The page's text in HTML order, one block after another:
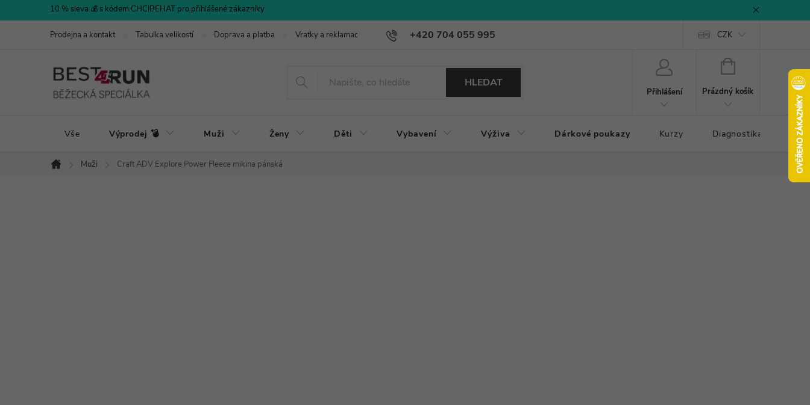
na
10 % sleva 💰 s kódem CHCIBEHAT pro přihlášené zákazníky
+420 704 055 995
Prodejna a kontakt Tabulka velikostí Doprava a platba Vratky a reklamace CZK
HLEDAT
Přihlášení
NÁKUPNÍ
Prázdný košík
Vše Výprodej 💣 Muži Ženy Děti Vybavení Výživa Dárkové poukazy Kurzy Diagnostika došlapu
Domů
Muži Craft ADV Explore Power Fleece mikina pánská